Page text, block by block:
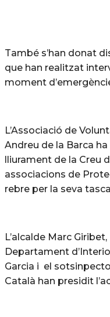
També s’han donat
que han realitzat
moment
L’Associació de
Andreu de la Barca
lliurament de la Creu
associacions de
rebre per la seva
L’alcalde Marc
Departament
Garcia i el
Català han presidit